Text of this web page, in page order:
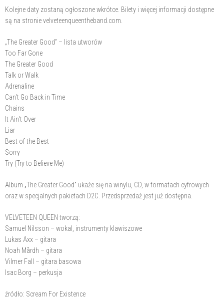
Kolejne daty zostaną ogłoszone wkrótce. Bilety i więcej informacji dostępne
są na stronie velveteenqueentheband.com.
„The Greater Good” – lista utworów
Too Far Gone
The Greater Good
Talk or Walk
Adrenaline
Can't Go Back in Time
Chains
It Ain't Over
Liar
Best of the Best
Sorry
Try (Try to Believe Me)
Album „The Greater Good” ukaże się na winylu, CD, w formatach cyfrowych
oraz w specjalnych pakietach D2C. Przedsprzedaż jest już dostępna.
VELVETEEN QUEEN tworzą:
Samuel Nilsson – wokal, instrumenty klawiszowe
Lukas Axx – gitara
Noah Mårdh – gitara
Vilmer Fall – gitara basowa
Isac Borg – perkusja
źródło: Scream For Existence